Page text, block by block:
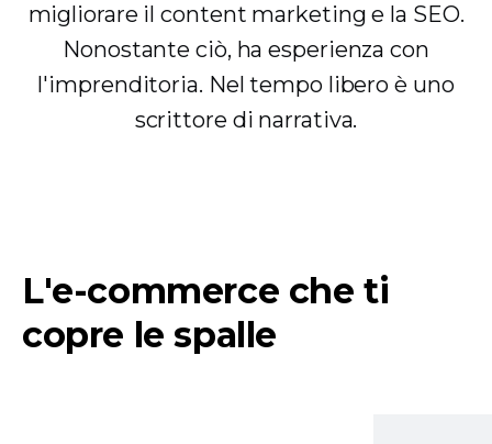
migliorare il content marketing e la SEO.
Nonostante ciò, ha esperienza con
l'imprenditoria. Nel tempo libero è uno
scrittore di narrativa.
L'e-commerce che ti
copre le spalle